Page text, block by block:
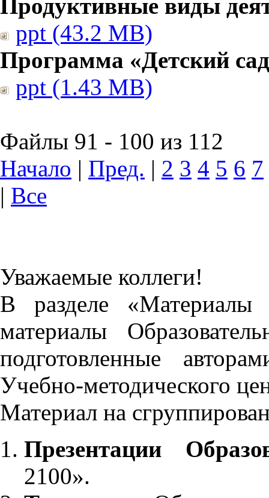
Продуктивные виды
ppt (43.2 MB)
Программа «Детский
ppt (1.43 MB)
Файлы 91 - 100 из 112
Начало | Пред. | 2 3 4 5 6 7
| Все
Уважаемые коллеги!
В разделе «Материалы
материалы
подготовленные
Учебно-методического
Материал на
Презентации
2100».